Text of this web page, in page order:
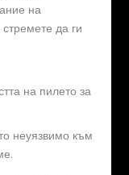
на
да ги
на пилето за
неуязвимо към